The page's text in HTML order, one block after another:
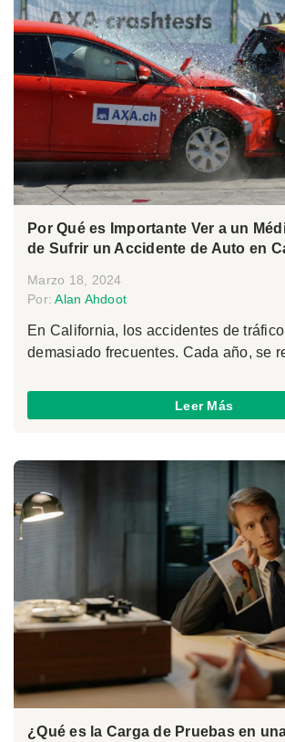
Por Qué es Importante Ver a un
de Sufrir un Accidente de Auto en
Marzo 18, 2024
Por:Alan Ahdoot
En California, los accidentes de
demasiado frecuentes. Cada año, se
Leer Más
¿Qué es la Carga de Pruebas en